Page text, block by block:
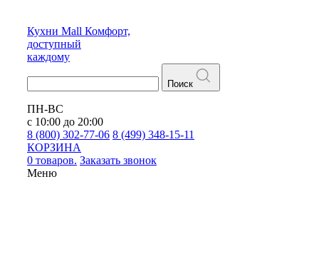
Кухни Mall Комфорт,
доступный
каждому
Поиск
ПН-ВС
с 10:00 до 20:00
8 (800) 302-77-06 8 (499) 348-15-11
КОРЗИНА
0 товаров. Заказать звонок
Меню